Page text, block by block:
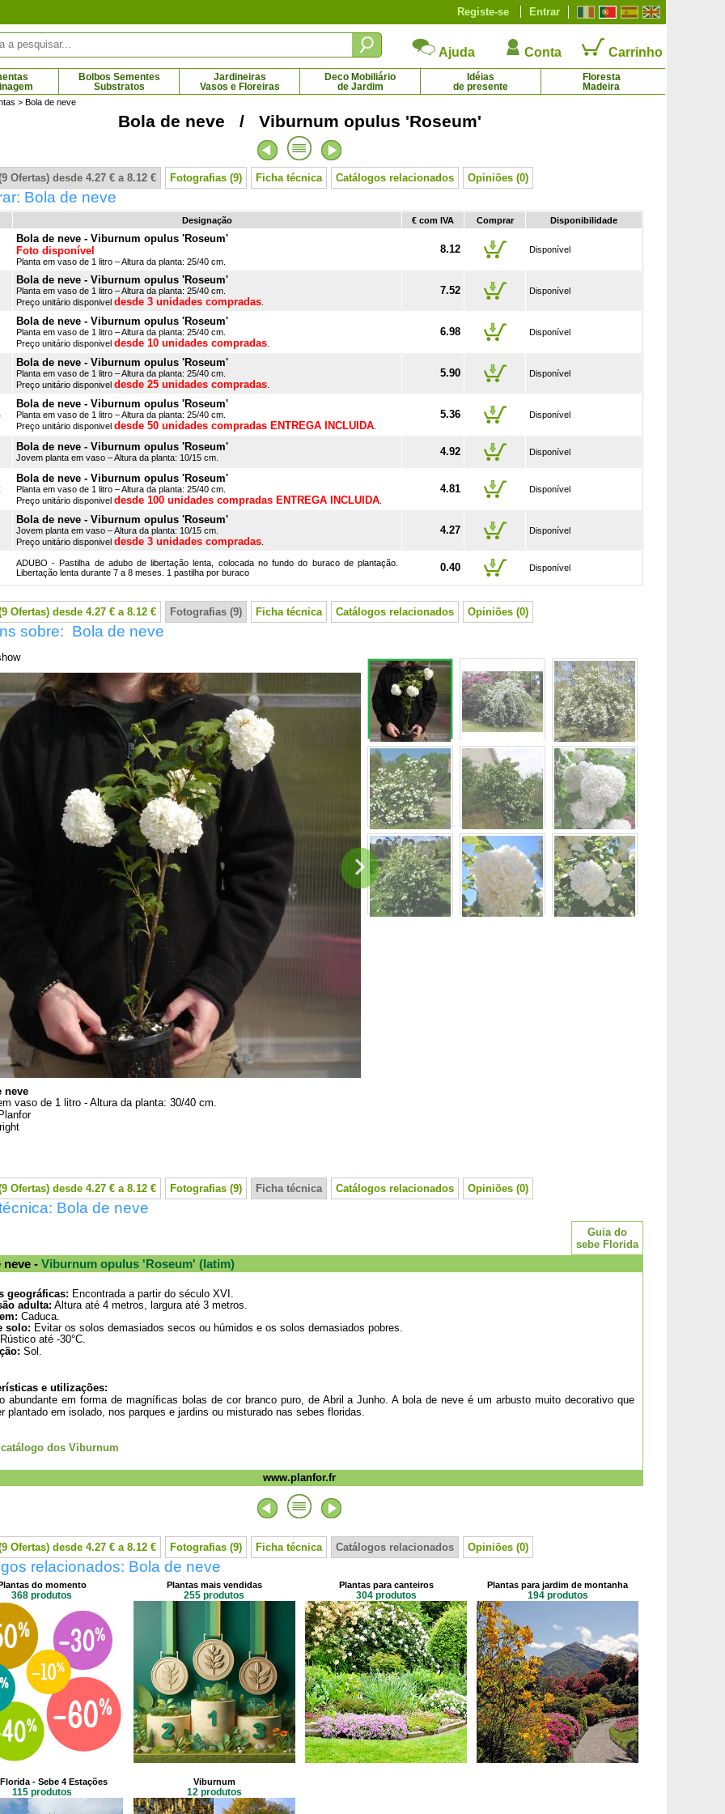
Entrar
Registe-se
Ajuda Conta Carrinho
Bolbos Sementes
Substratos
Jardineiras
Vasos e Floreiras
Deco Mobiliário
de Jardim
Idéias
de presente
Floresta
Madeira
Pervinca-menor branca
> Bola de neve
Bola de neve / Viburnum opulus 'Roseum'
Ofertas) desde 4.27 € a 8.12 € Fotografias (9) Ficha técnica Catálogos relacionados Opiniões (0)
Bola de neve
Designação € com IVA Comprar Disponibilidade
Bola de neve - Viburnum opulus 'Roseum'
Foto disponível
Planta em vaso de 1 litro – Altura da planta: 25/40 cm.
8.12 Disponível
Bola de neve - Viburnum opulus 'Roseum'
Planta em vaso de 1 litro – Altura da planta: 25/40 cm.
Preço unitário disponivel desde 3 unidades compradas
7.52 Disponível
Bola de neve - Viburnum opulus 'Roseum'
Planta em vaso de 1 litro – Altura da planta: 25/40 cm.
Preço unitário disponivel desde 10 unidades compradas
6.98 Disponível
Bola de neve - Viburnum opulus 'Roseum'
Planta em vaso de 1 litro – Altura da planta: 25/40 cm.
Preço unitário disponivel desde 25 unidades compradas
5.90 Disponível
Bola de neve - Viburnum opulus 'Roseum'
Planta em vaso de 1 litro – Altura da planta: 25/40 cm.
Preço unitário disponivel desde 50 unidades compradas ENTREGA INCLUIDA
5.36 Disponível
Bola de neve - Viburnum opulus 'Roseum'
Jovem planta em vaso – Altura da planta: 10/15 cm. 4.92 Disponível
Bola de neve - Viburnum opulus 'Roseum'
Planta em vaso de 1 litro – Altura da planta: 25/40 cm.
Preço unitário disponivel desde 100 unidades compradas ENTREGA INCLUIDA
4.81 Disponível
Bola de neve - Viburnum opulus 'Roseum'
Jovem planta em vaso – Altura da planta: 10/15 cm.
Preço unitário disponivel desde 3 unidades compradas
4.27 Disponível
ADUBO - Pastilha de adubo de libertação lenta, colocada no fundo do buraco de plantação.
Libertação lenta durante 7 a 8 meses. 1 pastilha por buraco
0.40 Disponível
Ofertas) desde 4.27 € a 8.12 € Fotografias (9) Ficha técnica Catálogos relacionados Opiniões (0)
sobre: Bola de neve
neve
vaso de 1 litro - Altura da planta: 30/40 cm.
Planfor
Ofertas) desde 4.27 € a 8.12 € Fotografias (9) Ficha técnica Catálogos relacionados Opiniões (0)
Bola de neve
Guia do
sebe Florida
neve - Viburnum opulus 'Roseum' (latim)
geográficas: Encontrada a partir do século XVI.
adulta: Altura até 4 metros, largura até 3 metros.
Caduca.
solo: Evitar os solos demasiados secos ou húmidos e os solos demasiados pobres.
Rústico até -30°C.
Sol.
e utilizações:
abundante em forma de magníficas bolas de cor branco puro, de Abril a Junho. A bola de neve é um arbusto muito decorativo que
plantado em isolado, nos parques e jardins ou misturado nas sebes floridas.
dos Viburnum
www.planfor.fr
Ofertas) desde 4.27 € a 8.12 € Fotografias (9) Ficha técnica Catálogos relacionados Opiniões (0)
relacionados: Bola de neve
do momento
368 produtos
Plantas mais vendidas
255 produtos
Plantas para canteiros
304 produtos
Plantas para jardim de montanha
194 produtos
- Sebe 4 Estações
115 produtos
Viburnum
12 produtos